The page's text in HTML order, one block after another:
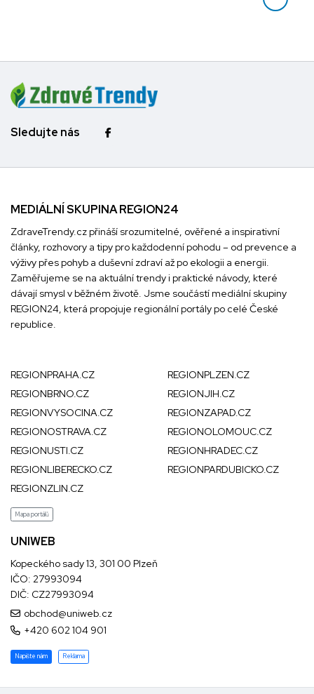
Sledujte nás
MEDIÁLNÍ SKUPINA REGION24
ZdraveTrendy.cz přináší srozumitelné, ověřené a inspirativní
články, rozhovory a tipy pro každodenní pohodu – od prevence a
výživy přes pohyb a duševní zdraví až po ekologii a energii.
Zaměřujeme se na aktuální trendy i praktické návody, které
dávají smysl v běžném životě. Jsme součástí mediální skupiny
REGION24, která propojuje regionální portály po celé České
republice.
REGIONPRAHA.CZ
REGIONPLZEN.CZ
REGIONBRNO.CZ
REGIONJIH.CZ
REGIONVYSOCINA.CZ
REGIONZAPAD.CZ
REGIONOSTRAVA.CZ
REGIONOLOMOUC.CZ
REGIONUSTI.CZ
REGIONHRADEC.CZ
REGIONLIBERECKO.CZ
REGIONPARDUBICKO.CZ
REGIONZLIN.CZ
Mapa portálů
UNIWEB
Kopeckého sady 13, 301 00 Plzeň
IČO: 27993094
DIČ: CZ27993094
obchod@uniweb.cz
+420 602 104 901
Napište nám Reklama